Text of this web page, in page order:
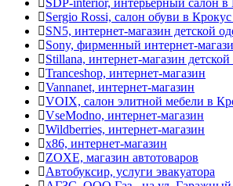
Sergio Rossi, салон обуви в
SN5, интернет-магазин детской
Sony, фирменный интернет-
Stillana, интернет-магазин
Tranceshop, интернет-магазин
Vannanet, интернет-магазин
VOIX, салон элитной мебели в
VseModno, интернет-магазин
Wildberries, интернет-магазин
x86, интернет-магазин
ZOXE, магазин автотоваров
Автобуксир, услуги эвакуатора